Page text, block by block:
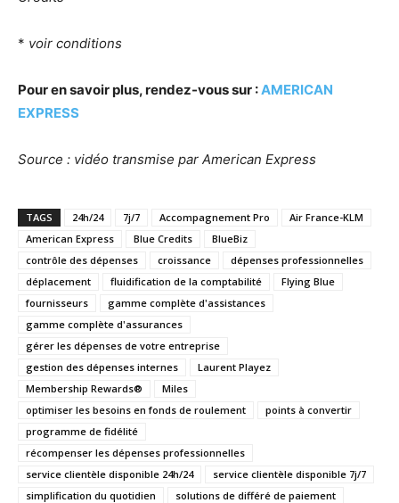
* voir conditions
Pour en savoir plus, rendez-vous sur :AMERICAN
EXPRESS
Source : vidéo transmise par American Express
TAGS 24h/24 7j/7 Accompagnement Pro
Air France-KLM
American Express
Blue Credits
BlueBiz
contrôle des dépenses
croissance
dépenses professionnelles
déplacement
fluidification de la comptabilité
Flying Blue
fournisseurs
gamme complète d'assistances
gamme complète d'assurances
gérer les dépenses de votre entreprise
gestion des dépenses internes
Laurent Playez
Membership Rewards®
Miles
optimiser les besoins en fonds de roulement
points à convertir
programme de fidélité
récompenser les dépenses professionnelles
service clientèle disponible 24h/24
service clientèle disponible 7j/7
simplification du quotidien
solutions de différé de paiement